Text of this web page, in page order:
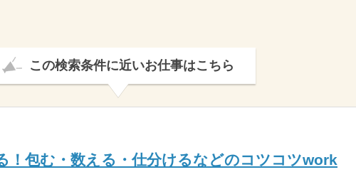
この検索条件に近いお仕事はこちら
！包む・数える・仕分けるなどのコツコツwork